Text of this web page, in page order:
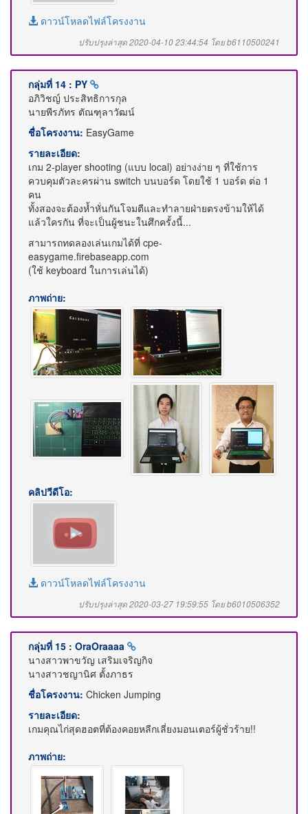
ดาวน์โหลดไฟล์โครงงาน
ปรับปรุงล่าสุด 2020-04-10 23:44:54 โดย b6110500241
กลุ่มที่ 14 : PY
อภิวิชญ์ ประสิทธิการกุล
นายพีรภัทร ตัณฑุลาวัฒน์
ชื่อโครงงาน: EasyGame
รายละเอียด:
เกม 2-player shooting (แบบ local) อย่างง่าย ๆ ที่ใช้การ
ควบคุมตัวละครผ่าน switch บนบอร์ด โดยใช้ 1 บอร์ด ต่อ 1
คน
ทั้งสองจะต้องห้ำหั่นกันโจมตีและทำลายฝ่ายตรงข้ามให้ได้
แล้วใครกัน ที่จะเป็นผู้ชนะในศึกครั้งนี้...
สามารถทดลองเล่นเกมได้ที่ cpe-
easygame.firebaseapp.com
(ใช้ keyboard ในการเล่นได้)
ภาพถ่าย:
คลิปวีดีโอ:
ดาวน์โหลดไฟล์โครงงาน
ปรับปรุงล่าสุด 2020-03-27 19:59:55 โดย b6010506352
กลุ่มที่ 15 : OraOraaaa
นางสาวพาขวัญ เสริมเจริญกิจ
นางสาวชญานิศ ตั้งภาธร
ชื่อโครงงาน: Chicken Jumping
รายละเอียด:
เกมคุณไก่สุดฮอตที่ต้องคอยหลีกเลี่ยงมอนเตอร์ผู้ชั่วร้าย!!
ภาพถ่าย: